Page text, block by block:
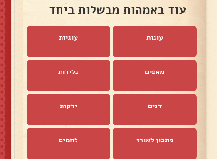
עוד באמהות מבשלות ביחד
עוגות עוגיות
מאפים גלידות
דגים ירקות
מתכון לאורז לחמים